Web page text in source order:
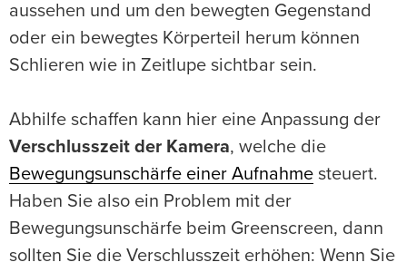
aussehen und um den bewegten Gegenstand
oder ein bewegtes Körperteil herum können
Schlieren wie in Zeitlupe sichtbar sein.
Abhilfe schaffen kann hier eine Anpassung der
Verschlusszeit der Kamera, welche die
Bewegungsunschärfe einer Aufnahme steuert.
Haben Sie also ein Problem mit der
Bewegungsunschärfe beim Greenscreen, dann
sollten Sie die Verschlusszeit erhöhen: Wenn Sie